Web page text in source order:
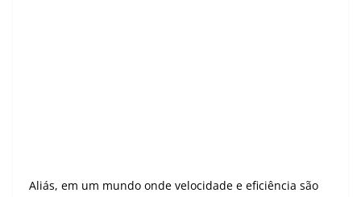
Aliás, em um mundo onde velocidade e eficiência são